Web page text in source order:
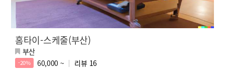
홈타이-스케줄(부산)
부산
-20% 60,000 ~ 리뷰 16